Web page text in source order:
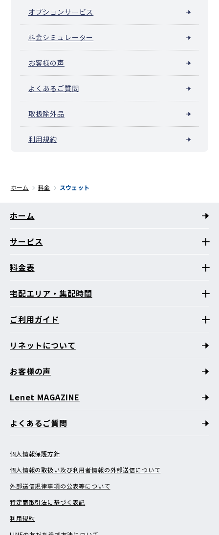
オプションサービス
料金シミュレーター
お客様の声
よくあるご質問
取扱除外品
利用規約
ホーム 料金 スウェット
ホーム
サービス
料金表
宅配エリア・集配時間
ご利用ガイド
リネットについて
お客様の声
Lenet MAGAZINE
よくあるご質問
個人情報保護方針
個人情報の取扱い及び利用者情報の外部送信について
外部送信規律事項の公表等について
特定商取引法に基づく表記
利用規約